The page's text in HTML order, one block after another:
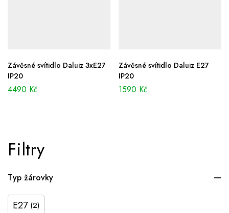
Filtry
Typ žárovky
E27 (2)
Závěsné svítidlo Daluiz 3xE27
IP20
4490 Kč
Závěsné svítidlo Daluiz E27
IP20
1590 Kč